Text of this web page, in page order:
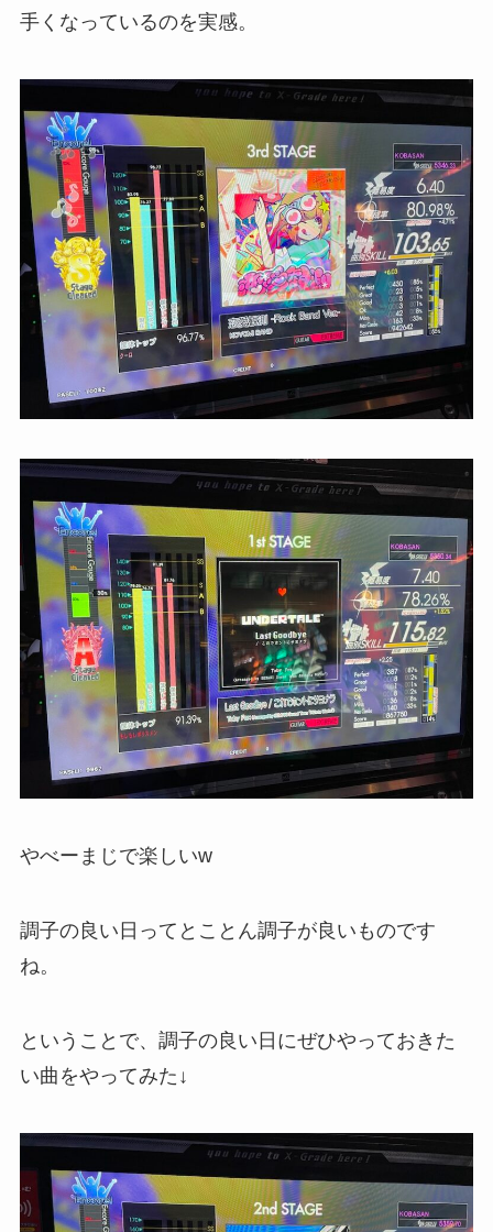
手くなっているのを実感。
やべーまじで楽しいw
調子の良い日ってとことん調子が良いものです
ね。
ということで、調子の良い日にぜひやっておきた
い曲をやってみた↓